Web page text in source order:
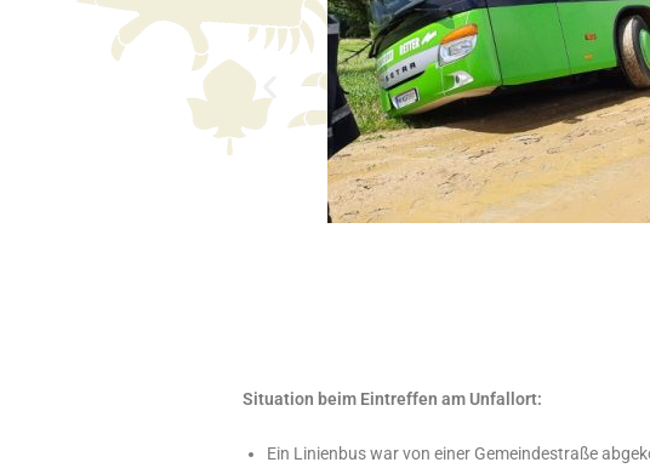
Situation beim Eintreffen am Unfallort:
Ein Linienbus war von einer Gemeindestraße